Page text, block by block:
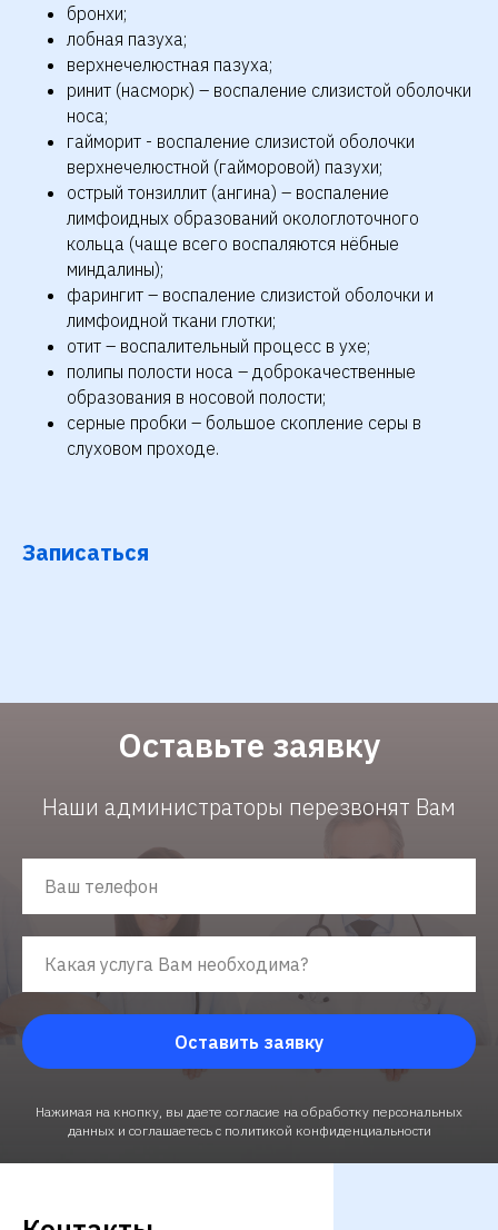
бронхи;
лобная пазуха;
верхнечелюстная пазуха;
ринит (насморк) – воспаление слизистой оболочки
носа;
гайморит - воспаление слизистой оболочки
верхнечелюстной (гайморовой) пазухи;
острый тонзиллит (ангина) – воспаление
лимфоидных образований окологлоточного
кольца (чаще всего воспаляются нёбные
миндалины);
фарингит – воспаление слизистой оболочки и
лимфоидной ткани глотки;
отит – воспалительный процесс в ухе;
полипы полости носа – доброкачественные
образования в носовой полости;
серные пробки – большое скопление серы в
слуховом проходе.
Записаться
Оставьте заявку
Наши администраторы перезвонят Вам
Оставить заявку
Нажимая на кнопку, вы даете согласие на обработку персональных
данных и соглашаетесь c политикой конфиденциальности